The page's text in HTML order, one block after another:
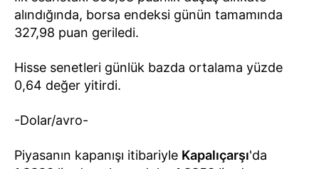
alındığında, borsa endeksi günün tamamında
327,98 puan geriledi.
Hisse senetleri günlük bazda ortalama yüzde
0,64 değer yitirdi.
-Dolar/avro-
Piyasanın kapanışı itibariyle Kapalıçarşı'da